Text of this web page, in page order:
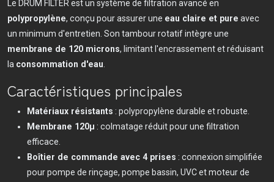
Le DRUM FILTER est un système de filtration avancé en
polypropylène, conçu pour assurer une eau claire et pure avec
un minimum d'entretien. Son tambour rotatif intègre une
membrane de 120 microns, limitant l'encrassement et réduisant
la consommation d'eau.
Caractéristiques principales
Matériaux résistants : polypropylène durable et robuste.
Membrane 120µ : colmatage réduit pour une filtration
efficace.
Boîtier de commande avec 4 prises : connexion simplifiée
pour pompe de rinçage, pompe bassin, UVC et moteur de